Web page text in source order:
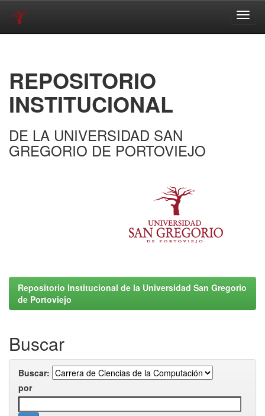
REPOSITORIO
INSTITUCIONAL
DE LA UNIVERSIDAD SAN
GREGORIO DE PORTOVIEJO
Repositorio Institucional de la Universidad San Gregorio
de Portoviejo
Buscar
Buscar:
por